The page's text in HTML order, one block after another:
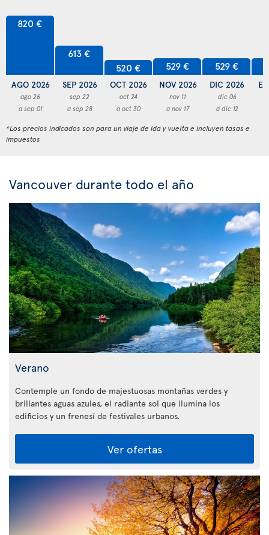
820 €
AGO 2026
ago 26
a sep 01
613 €
SEP 2026
sep 22
a sep 28
520 €
OCT 2026
oct 24
a oct 30
529 €
NOV 2026
nov 11
a nov 17
529 €
DIC 2026
dic 06
a dic 12
*Los precios indicados son para un viaje de ida y vuelta e incluyen tasas e
impuestos
Vancouver durante todo el año
Verano
Contemple un fondo de majestuosas montañas verdes y
brillantes aguas azules, el radiante sol que ilumina los
edificios y un frenesí de festivales urbanos.
Ver ofertas